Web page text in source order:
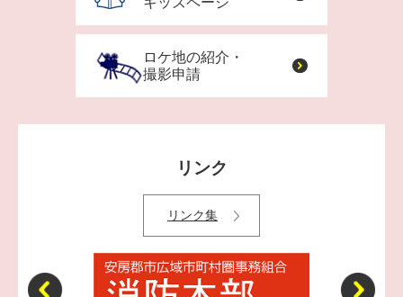
ロケ地の紹介・
撮影申請
リンク
リンク集